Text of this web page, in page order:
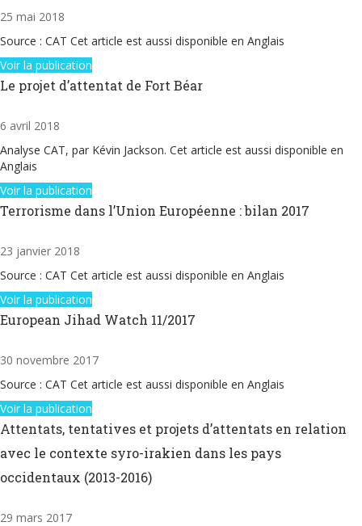
25 mai 2018
Source : CAT Cet article est aussi disponible en Anglais
Voir la publication
Le projet d’attentat de Fort Béar
6 avril 2018
Analyse CAT, par Kévin Jackson. Cet article est aussi disponible en
Anglais
Voir la publication
Terrorisme dans l’Union Européenne : bilan 2017
23 janvier 2018
Source : CAT Cet article est aussi disponible en Anglais
Voir la publication
European Jihad Watch 11/2017
30 novembre 2017
Source : CAT Cet article est aussi disponible en Anglais
Voir la publication
Attentats, tentatives et projets d’attentats en relation
avec le contexte syro-irakien dans les pays
occidentaux (2013-2016)
29 mars 2017